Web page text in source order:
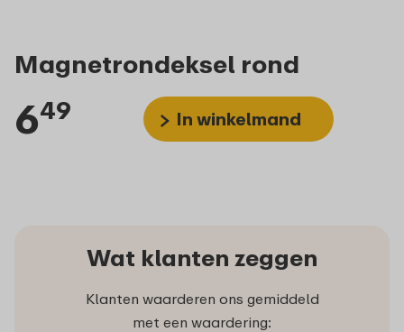
Magnetrondeksel rond
649 In winkelmand
Wat klanten zeggen
Klanten waarderen ons gemiddeld
met een waardering: